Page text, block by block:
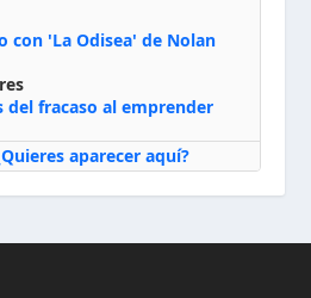
con 'La Odisea' de Nolan
del fracaso al emprender
aparecer aquí?